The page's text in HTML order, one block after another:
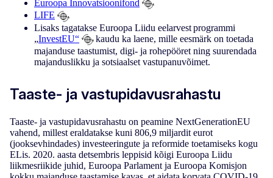
Euroopa Innovatsioonifond
LIFE
Lisaks tagatakse Euroopa Liidu eelarvest programmi
„InvestEU“
kaudu ka laene, mille eesmärk on toetada
majanduse taastumist, digi- ja rohepööret ning suurendada
majanduslikku ja sotsiaalset vastupanuvõimet.
Taaste- ja vastupidavusrahastu
Taaste- ja vastupidavusrahastu on peamine NextGenerationEU
vahend, millest eraldatakse kuni 806,9 miljardit eurot
(jooksevhindades) investeeringute ja reformide toetamiseks kogu
ELis. 2020. aasta detsembris leppisid kõigi Euroopa Liidu
liikmesriikide juhid, Euroopa Parlament ja Euroopa Komisjon